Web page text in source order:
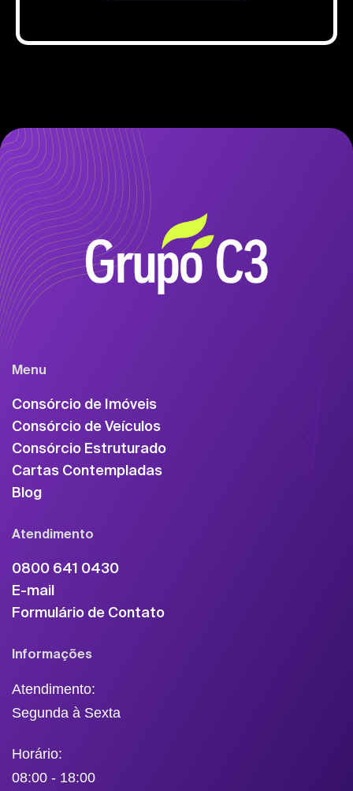
Menu
Consórcio de Imóveis
Consórcio de Veículos
Consórcio Estruturado
Cartas Contempladas
Blog
Atendimento
0800 641 0430
E-mail
Formulário de Contato
Informações
Atendimento:
Segunda à Sexta
Horário:
08:00 - 18:00